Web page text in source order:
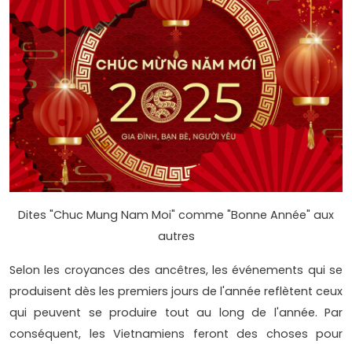
Dites "Chuc Mung Nam Moi" comme "Bonne Année" aux
autres
Selon les croyances des ancêtres, les événements qui se
produisent dès les premiers jours de l'année reflètent ceux
qui peuvent se produire tout au long de l'année. Par
conséquent, les Vietnamiens feront des choses pour